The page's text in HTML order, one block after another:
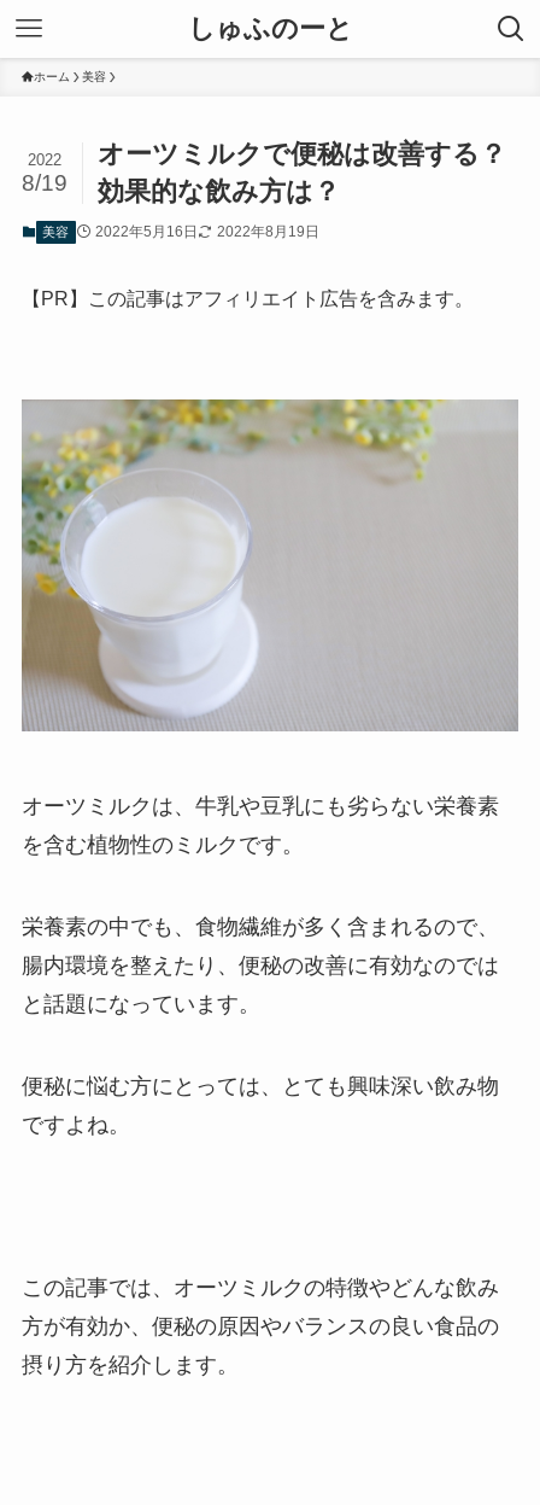
しゅふのーと
ホーム 美容
オーツミルクで便秘は改善する？
効果的な飲み方は？
2022
8/19
美容 2022年5月16日 2022年8月19日
【PR】この記事はアフィリエイト広告を含みます。
オーツミルクは、牛乳や豆乳にも劣らない栄養素
を含む植物性のミルクです。
栄養素の中でも、食物繊維が多く含まれるので、
腸内環境を整えたり、便秘の改善に有効なのでは
と話題になっています。
便秘に悩む方にとっては、とても興味深い飲み物
ですよね。
この記事では、オーツミルクの特徴やどんな飲み
方が有効か、便秘の原因やバランスの良い食品の
摂り方を紹介します。